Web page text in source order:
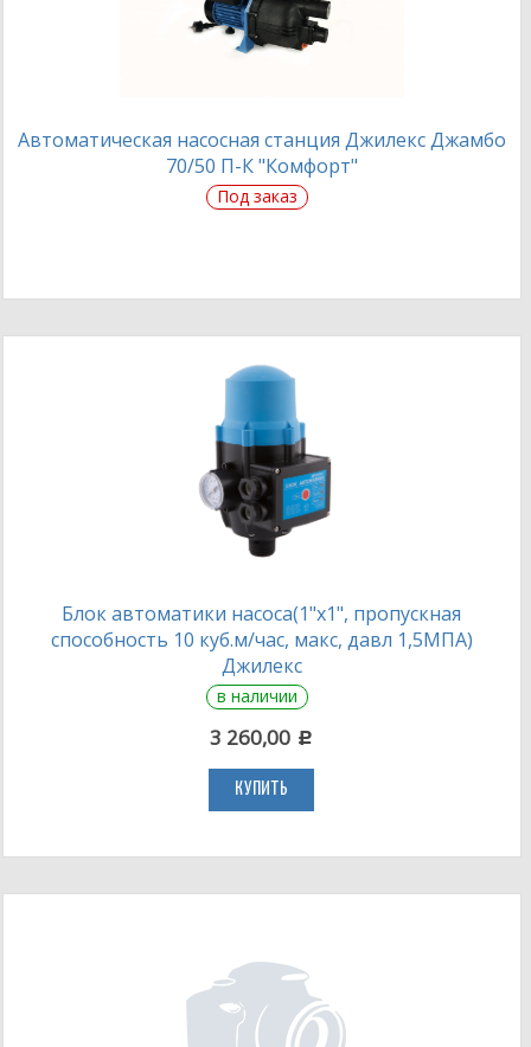
Автоматическая насосная станция Джилекс Джамбо
70/50 П-К "Комфорт"
Под заказ
Блок автоматики насоса(1"х1", пропускная
способность 10 куб.м/час, макс, давл 1,5МПА)
Джилекс
в наличии
3 260,00 c
КУПИТЬ